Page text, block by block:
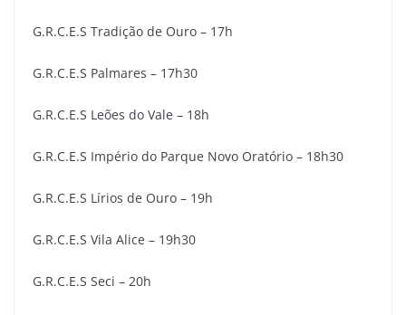
G.R.C.E.S Tradição de Ouro – 17h
G.R.C.E.S Palmares – 17h30
G.R.C.E.S Leões do Vale – 18h
G.R.C.E.S Império do Parque Novo Oratório – 18h30
G.R.C.E.S Lírios de Ouro – 19h
G.R.C.E.S Vila Alice – 19h30
G.R.C.E.S Seci – 20h